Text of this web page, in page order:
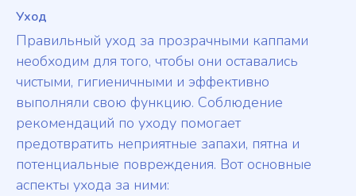
Уход
Правильный уход за прозрачными каппами
необходим для того, чтобы они оставались
чистыми, гигиеничными и эффективно
выполняли свою функцию. Соблюдение
рекомендаций по уходу помогает
предотвратить неприятные запахи, пятна и
потенциальные повреждения. Вот основные
аспекты ухода за ними: